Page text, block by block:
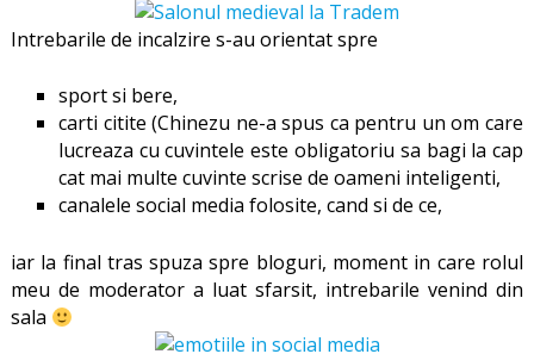
Intrebarile de incalzire s-au orientat spre
sport si bere,
carti citite (Chinezu ne-a spus ca pentru un om care
lucreaza cu cuvintele este obligatoriu sa bagi la cap
cat mai multe cuvinte scrise de oameni inteligenti,
canalele social media folosite, cand si de ce,
iar la final tras spuza spre bloguri, moment in care rolul
meu de moderator a luat sfarsit, intrebarile venind din
sala